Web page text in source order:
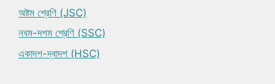
অষ্টম শ্রেণি (JSC)
নবম-দশম শ্রেণি (SSC)
একাদশ-দ্বাদশ (HSC)